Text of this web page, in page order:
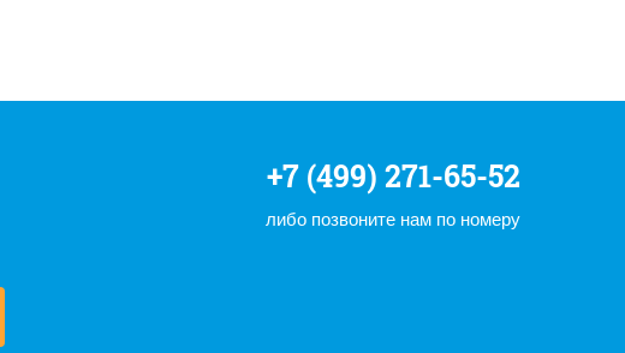
+7 (499) 271-65-52
либо позвоните нам по номеру